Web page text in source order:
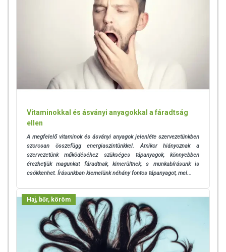
Vitaminokkal és ásványi anyagokkal a fáradtság
ellen
A megfelelő vitaminok és ásványi anyagok jelenléte szervezetünkben
szorosan összefügg energiaszintünkkel. Amikor hiányoznak a
szervezetünk működéséhez szükséges tápanyagok, könnyebben
érezhetjük magunkat fáradtnak, kimerültnek, s munkabírásunk is
csökkenhet. Írásunkban kiemelünk néhány fontos tápanyagot, mel...
Haj, bőr, köröm